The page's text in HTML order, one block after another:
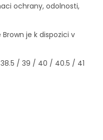
ochrany, odolnosti,
je k dispozici v
/ 39 / 40 / 40.5 / 41